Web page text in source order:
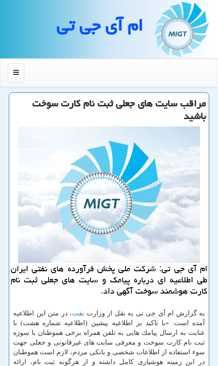
ام آی جی تی
منو
مراقب سایت های جعلی ثبت نام كارت سوخت
باشید
ام آی جی تی: شركت ملی پخش فرآورده های نفتی ایران
طی اطلاعیه ای درباره پیامك و سایت های جعلی ثبت نام
كارت هوشمند سوخت آگهی داد.
به گزارش ام آی جی تی به نقل از وزارت نفت، در متن این اطلاعیه
آمده است: «با تاكید بر اطلاعیه پیشین (اطلاعیه شماره هشت) با
عنایت به ارسال پیامك هایی به تلفن همراه برخی هموطنان با سوژه
ثبت نام كارت سوخت و معرفی سایت های غیرقانونی و جعلی جهت
سوء استفاده از اطلاعات شخصی و بانكی مردم، لازم است هموطنان
در این زمینه هوشیاری كامل داشته و از هرگونه ثبت نام، ارائه